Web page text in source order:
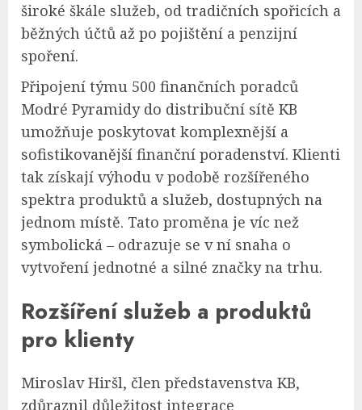
široké škále služeb, od tradičních spořicích a
běžných účtů až po pojištění a penzijní
spoření.
Připojení týmu 500 finančních poradců
Modré Pyramidy do distribuční sítě KB
umožňuje poskytovat komplexnější a
sofistikovanější finanční poradenství. Klienti
tak získají výhodu v podobě rozšířeného
spektra produktů a služeb, dostupných na
jednom místě. Tato proměna je víc než
symbolická – odrazuje se v ní snaha o
vytvoření jednotné a silné značky na trhu.
Rozšíření služeb a produktů
pro klienty
Miroslav Hiršl, člen představenstva KB,
zdůraznil důležitost integrace